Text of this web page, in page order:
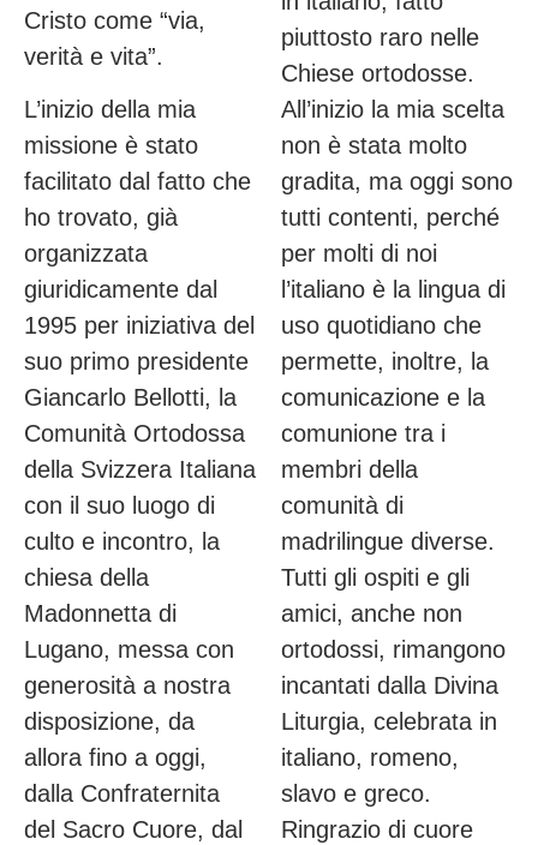
Cristo come “via,
verità e vita”.
L’inizio della mia
missione è stato
facilitato dal fatto che
ho trovato, già
organizzata
giuridicamente dal
1995 per iniziativa del
suo primo presidente
Giancarlo Bellotti, la
Comunità Ortodossa
della Svizzera Italiana
con il suo luogo di
culto e incontro, la
chiesa della
Madonnetta di
Lugano, messa con
generosità a nostra
disposizione, da
allora fino a oggi,
dalla Confraternita
del Sacro Cuore, dal
piuttosto raro nelle
Chiese ortodosse.
All’inizio la mia scelta
non è stata molto
gradita, ma oggi sono
tutti contenti, perché
per molti di noi
l’italiano è la lingua di
uso quotidiano che
permette, inoltre, la
comunicazione e la
comunione tra i
membri della
comunità di
madrilingue diverse.
Tutti gli ospiti e gli
amici, anche non
ortodossi, rimangono
incantati dalla Divina
Liturgia, celebrata in
italiano, romeno,
slavo e greco.
Ringrazio di cuore